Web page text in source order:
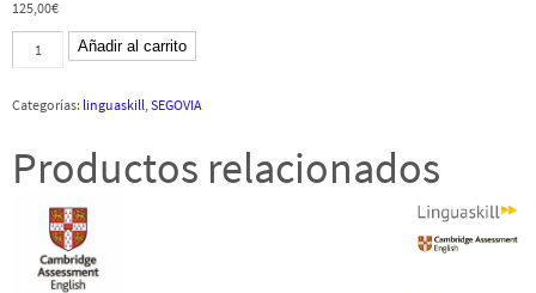
125,00€
Linguaskill
desde
casa
15
cantidad
Añadir al carrito
Categorías: linguaskill SEGOVIA
Productos relacionados